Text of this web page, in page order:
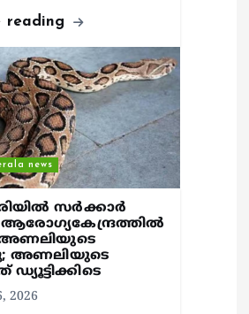
reading
news
സര്‍ക്കാര്‍
അണലിയുടെ
അണലിയുടെ
ഡ്യൂട്ടിക്കിടെ
2026